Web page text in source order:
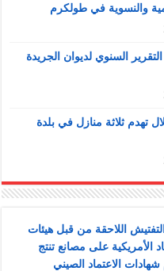
والنسوية في طولكرم
السنوي لديوان الجريدة
تهدم ثلاثة منازل في بلدة
اللاحقة من قبل هيئات
الأمريكية على مصانع تنتج
الاعتماد الصيني